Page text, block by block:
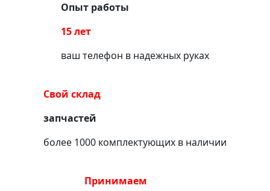
Опыт работы
15 лет
ваш телефон в надежных руках
Свой склад
запчастей
более 1000 комплектующих в наличии
Принимаем